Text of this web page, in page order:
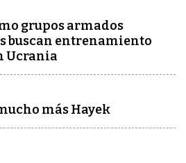
grupos armados
buscan entrenamiento
Ucrania
más Hayek